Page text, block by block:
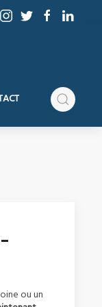
ou un